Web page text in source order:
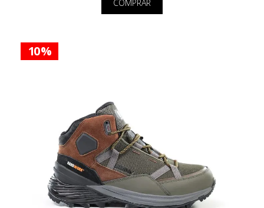
COMPRAR
10 %